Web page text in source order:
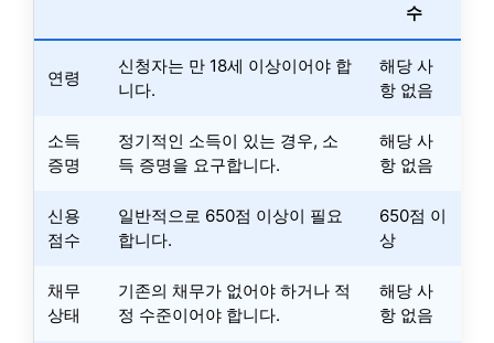
수
연령
신청자는 만 18세 이상이어야 합
니다.
해당 사
항 없음
소득
증명
정기적인 소득이 있는 경우, 소
득 증명을 요구합니다.
해당 사
항 없음
신용
점수
일반적으로 650점 이상이 필요
합니다.
650점 이
상
채무
상태
기존의 채무가 없어야 하거나 적
정 수준이어야 합니다.
해당 사
항 없음